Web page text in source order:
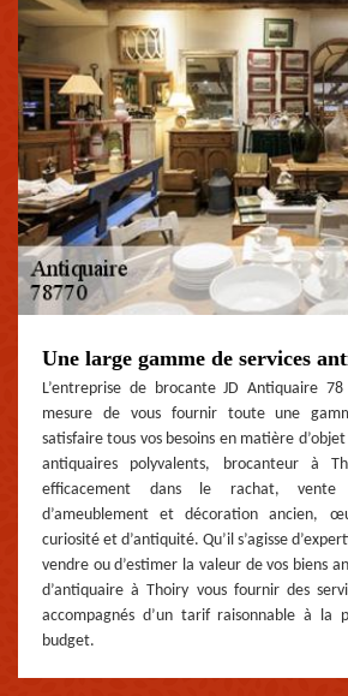
Une large gamme de services
L’entreprise de brocante JD Antiquaire
mesure de vous fournir toute une
satisfaire tous vos besoins en matière
antiquaires polyvalents, brocanteur à
efficacement dans le rachat, vente
d’ameublement et décoration ancien,
curiosité et d’antiquité. Qu’il s’agisse
vendre ou d’estimer la valeur de vos biens
d’antiquaire à Thoiry vous fournir des
accompagnés d’un tarif raisonnable à
budget.